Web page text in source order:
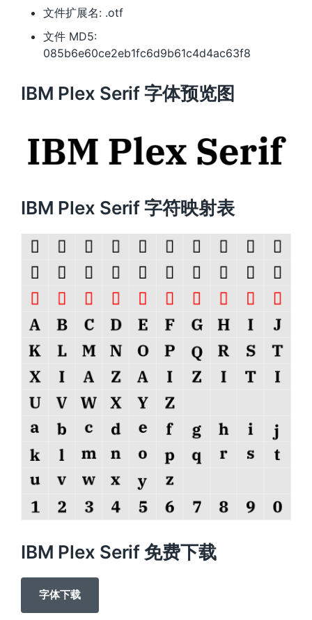
文件扩展名: .otf
文件 MD5:
085b6e60ce2eb1fc6d9b61c4d4ac63f8
IBM Plex Serif 字体预览图
IBM Plex Serif 字符映射表
IBM Plex Serif 免费下载
字体下载